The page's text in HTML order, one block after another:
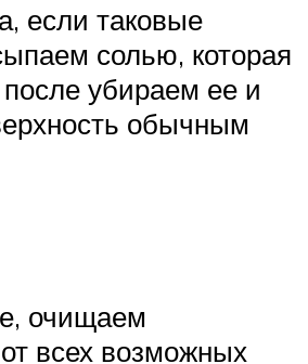
если таковые
солью, которая
убираем ее и
обычным
очищаем
всех возможных